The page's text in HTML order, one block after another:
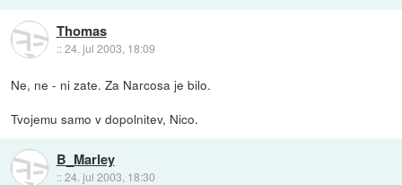
Thomas
::24. jul 2003, 18:09
Ne, ne - ni zate. Za Narcosa je bilo.
Tvojemu samo v dopolnitev, Nico.
B_Marley
::24. jul 2003, 18:30